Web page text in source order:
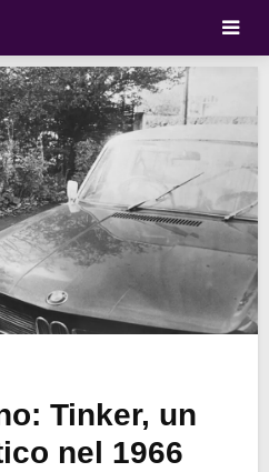
Tinker, un
nel 1966